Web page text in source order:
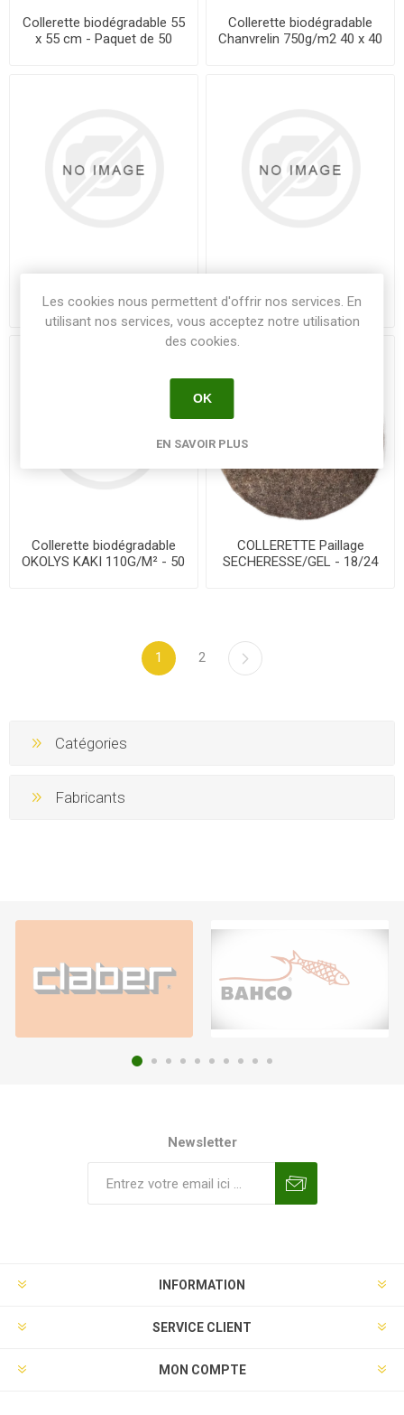
Collerette biodégradable 55
x 55 cm - Paquet de 50
Collerette biodégradable
Chanvrelin 750g/m2 40 x 40
OKOLYS KAKI 110G/M² - 30
x 30 cm - Unité
OKOLYS KAKI 110G/M² - 40
x 40 cm - Unité
Collerette biodégradable
OKOLYS KAKI 110G/M² - 50
COLLERETTE Paillage
SECHERESSE/GEL - 18/24
1 2
Catégories
Fabricants
Newsletter
INFORMATION
SERVICE CLIENT
MON COMPTE
Les cookies nous permettent d'offrir nos services. En
utilisant nos services, vous acceptez notre utilisation
des cookies.
OK
EN SAVOIR PLUS